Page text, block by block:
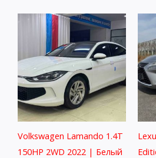
Volkswagen Lamando 1.4T
150HP 2WD 2022 | Белый